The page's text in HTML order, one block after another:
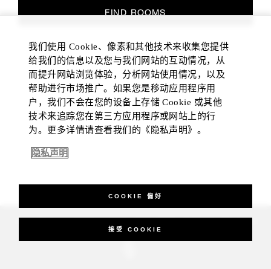
FIND ROOMS
_Four Seasons Hotels Limited 1997-2026. All Rights Reserved.
我们使用 Cookie、像素和其他技术来收集您提供
给我们的信息以及您与我们网站的互动情况，从
而提升网站浏览体验，分析网站使用情况，以及
帮助进行市场推广。如果您是移动应用程序用
户，我们不会在您的设备上存储 Cookie 或其他
技术来追踪您在第三方应用程序或网站上的行
为。更多详情请查看我们的《隐私声明》。
隐私声明
COOKIE 偏好
接受 COOKIE